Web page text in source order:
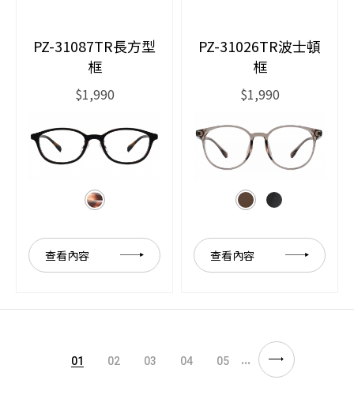
PZ-31087TR長方型
框
$1,990
查看內容
PZ-31026TR波士頓
框
$1,990
查看內容
01 02 03 04 05 ...